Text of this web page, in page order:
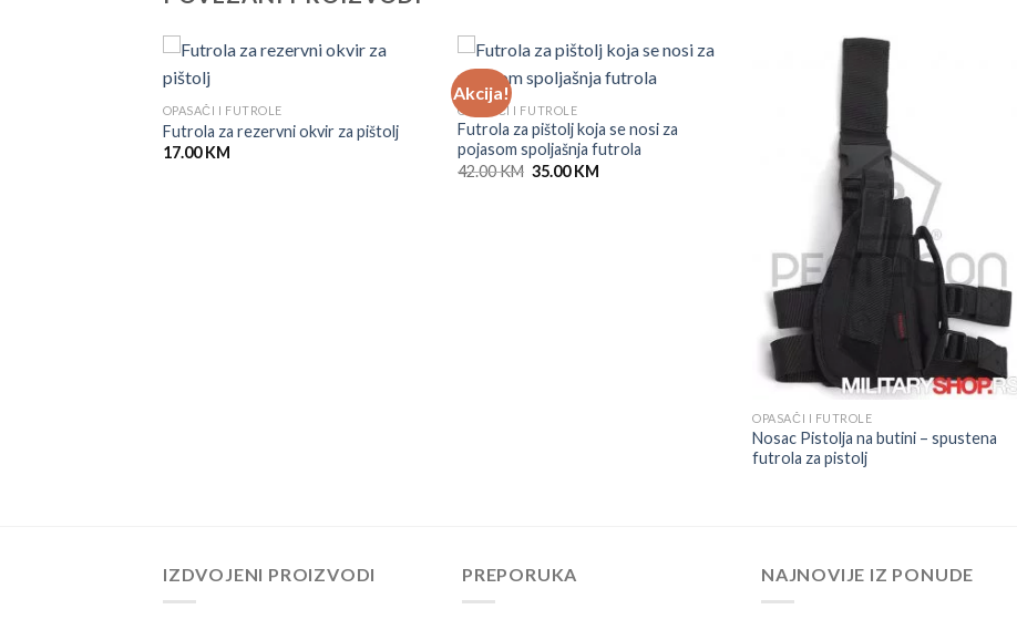
OPASAČI I FUTROLE
Futrola za rezervni okvir za pištolj
17.00 KM
Akcija!
OPASAČI I FUTROLE
Futrola za pištolj koja se nosi za
pojasom spoljašnja futrola
42.00KM Original
35.00KM
OPASAČI I FUTROLE
Nosac Pistolja na butini – spustena
futrola za pistolj
IZDVOJENI PROIZVODI PREPORUKA NAJNOVIJE IZ PONUDE